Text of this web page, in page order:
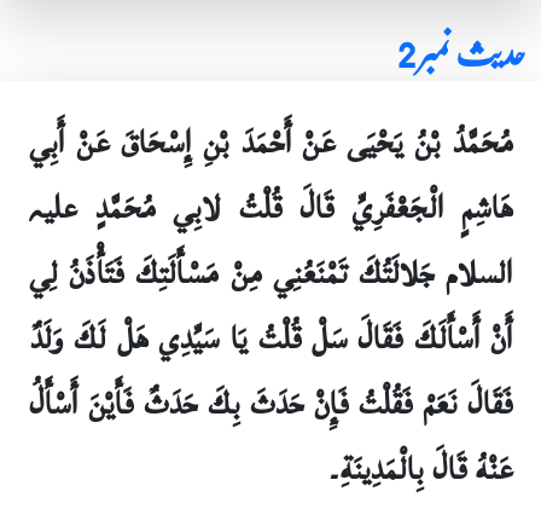
حدیث نمبر 2
مُحَمَّدُ بْنُ يَحْيَى عَنْ أَحْمَدَ بْنِ إِسْحَاقَ عَنْ أَبِي
هَاشِمٍ الْجَعْفَرِيِّ قَالَ قُلْتُ لابِي مُحَمَّدٍ علیہ
السلام جَلالَتُكَ تَمْنَعُنِي مِنْ مَسْأَلَتِكَ فَتَأْذَنُ لِي
أَنْ أَسْأَلَكَ فَقَالَ سَلْ قُلْتُ يَا سَيِّدِي هَلْ لَكَ وَلَدٌ
فَقَالَ نَعَمْ فَقُلْتُ فَإِنْ حَدَثَ بِكَ حَدَثٌ فَأَيْنَ أَسْأَلُ
عَنْهُ قَالَ بِالْمَدِينَةِ۔